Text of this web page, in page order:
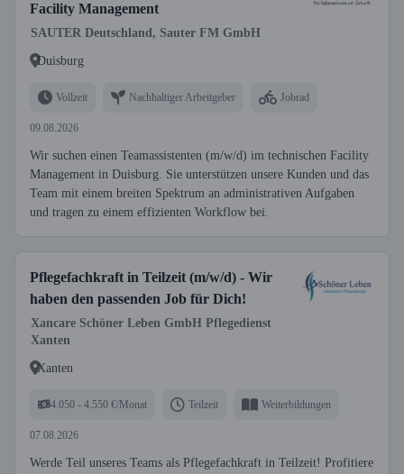
Facility Management
SAUTER Deutschland, Sauter FM GmbH
Duisburg
Vollzeit Nachhaltiger Arbeitgeber Jobrad
09.08.2026
Wir suchen einen Teamassistenten (m/w/d) im technischen Facility
Management in Duisburg. Sie unterstützen unsere Kunden und das
Team mit einem breiten Spektrum an administrativen Aufgaben
und tragen zu einem effizienten Workflow bei.
Pflegefachkraft in Teilzeit (m/w/d) - Wir
haben den passenden Job für Dich!
Xancare Schöner Leben GmbH Pflegedienst
Xanten
Xanten
4.050 - 4.550 €/Monat Teilzeit Weiterbildungen
07.08.2026
Werde Teil unseres Teams als Pflegefachkraft in Teilzeit! Profitiere